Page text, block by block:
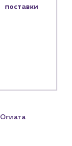
поставки
Оплата